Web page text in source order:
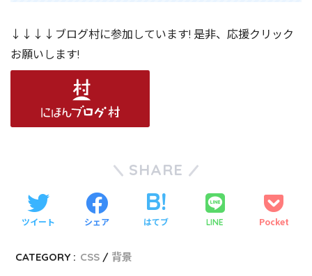
↓↓↓↓ブログ村に参加しています! 是非、応援クリック
お願いします!
SHARE
ツイート シェア はてブ LINE Pocket
CATEGORY : CSS 背景